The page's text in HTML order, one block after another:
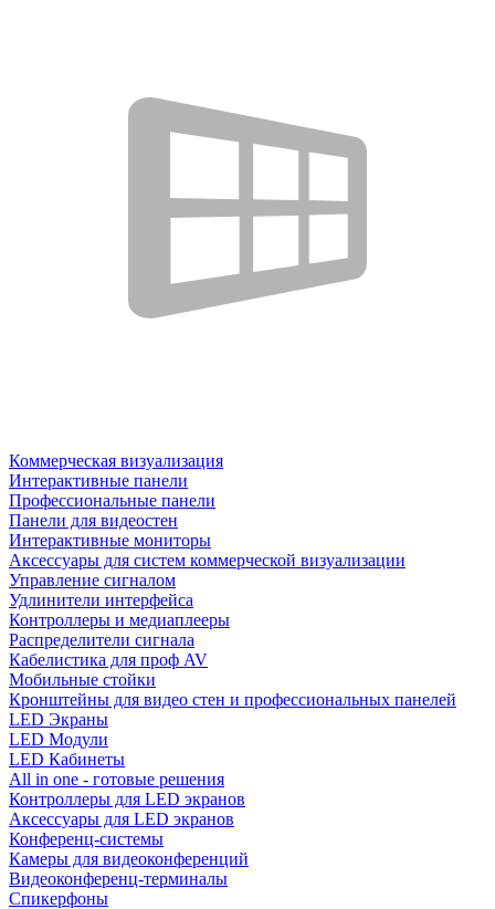
Коммерческая визуализация
Интерактивные панели
Профессиональные панели
Панели для видеостен
Интерактивные мониторы
Аксессуары для систем коммерческой визуализации
Управление сигналом
Удлинители интерфейса
Контроллеры и медиаплееры
Распределители сигнала
Кабелистика для проф AV
Мобильные стойки
Кронштейны для видео стен и профессиональных панелей
LED Экраны
LED Модули
LED Кабинеты
All in one - готовые решения
Контроллеры для LED экранов
Аксессуары для LED экранов
Конференц-системы
Камеры для видеоконференций
Видеоконференц-терминалы
Спикерфоны